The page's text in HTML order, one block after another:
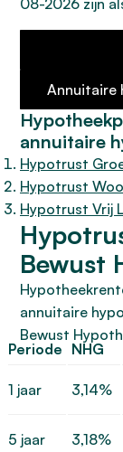
08-2026 zijn
annuitaire
Hypotrust
Hypotrust
Hypotrust Vrij
Bewust
annuitaire
Bewust
Periode NHG
1 jaar 3,14%
5 jaar 3,18%